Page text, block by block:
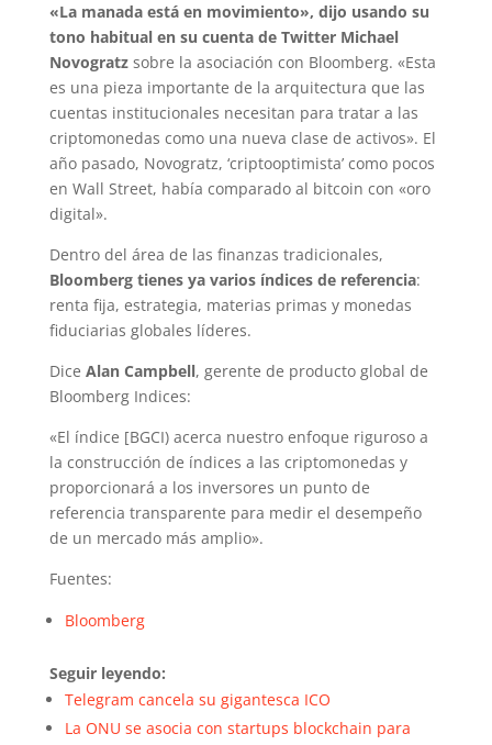
«La manada está en movimiento», dijo usando su
tono habitual en su cuenta de Twitter Michael
Novogratzsobre la asociación con Bloomberg. «Esta
es una pieza importante de la arquitectura que las
cuentas institucionales necesitan para tratar a las
criptomonedas como una nueva clase de activos». El
año pasado, Novogratz, ‘criptooptimista’ como pocos
en Wall Street, había comparado al bitcoin con «oro
digital».
Dentro del área de las finanzas tradicionales,
Bloomberg tienes ya varios índices de referencia:
renta fija, estrategia, materias primas y monedas
fiduciarias globales líderes.
Dice Alan Campbell, gerente de producto global de
Bloomberg Indices:
«El índice [BGCI) acerca nuestro enfoque riguroso a
la construcción de índices a las criptomonedas y
proporcionará a los inversores un punto de
referencia transparente para medir el desempeño
de un mercado más amplio».
Fuentes:
Bloomberg
Seguir leyendo:
Telegram cancela su gigantesca ICO
La ONU se asocia con startups blockchain para